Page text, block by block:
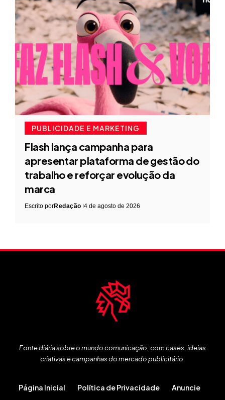
PUBLICIDADE E MARKETING
Flash lança campanha para
apresentar plataforma de gestão do
trabalho e reforçar evolução da
marca
Escrito porRedação 4 de agosto de 2026
Fonte diária sobre o mundo comunicação, com cases, ideias
criativas e campanhas do mercado publicitário.
Página Inicial Política de Privacidade Anuncie